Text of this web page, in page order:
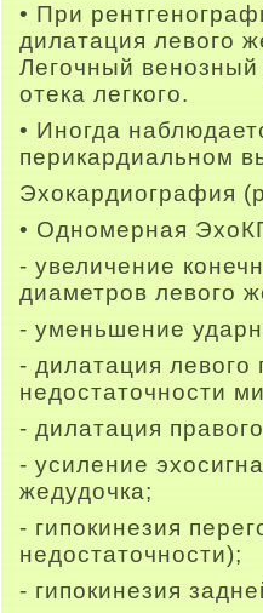
• При
дилатация левого
Легочный венозный
отека легкого.
• Иногда
перикардиальном
Эхокардиография
• Одномерная
- увеличение
диаметров левого
- уменьшение
- дилатация левого
недостаточности
- дилатация
- усиление
жедудочка;
- гипокинезия
недостаточности);
- гипокинезия